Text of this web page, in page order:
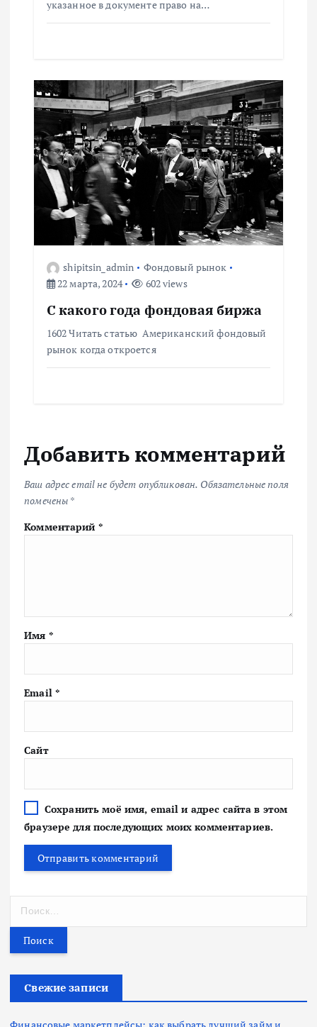
я
м
указанное в документе право на…
shipitsin_admin
Фондовый рынок
22 марта, 2024
602 views
С какого года фондовая биржа
1602 Читать статью Американский фондовый
рынок когда откроется
Добавить комментарий
Ваш адрес email не будет опубликован. Обязательные поля
помечены *
Комментарий *
Имя *
Email *
Сайт
Сохранить моё имя, email и адрес сайта в этом
браузере для последующих моих комментариев.
т
Свежие записи
Финансовые маркетплейсы: как выбрать лучший займ и